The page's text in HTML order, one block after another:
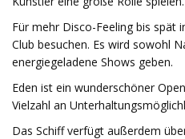
Für mehr Disco-Feeling bis spät
Club besuchen. Es wird sowohl
energiegeladene Shows geben.
Eden ist ein wunderschöner
Vielzahl an
Das Schiff verfügt außerdem